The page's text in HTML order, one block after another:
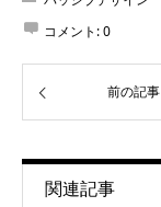
コメント:0
前の記事
関連記事